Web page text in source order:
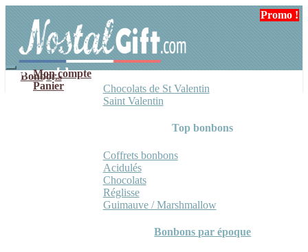
navigation
contenu
Mon compte
Panier
Bonbons
Chocolats de St Valentin
Saint Valentin
Top bonbons
Coffrets bonbons
Acidulés
Chocolats
Réglisse
Guimauve / Marshmallow
Bonbons par époque
Promo !